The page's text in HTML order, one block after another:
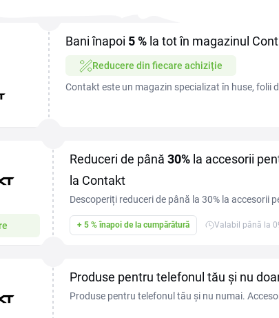
pe loc. Pe lângă reduceri, magazinul oferă și transport
de care ai nevoie pentru telefonul tău.
Bani înapoi 5 % la tot în magazinul
Reducere din fiecare achiziție
Contakt este un magazin specializat în huse, folii
Reduceri de până 30% la accesorii
la Contakt
Descoperiți reduceri de până la 30% la accesorii
stil și funcționalitate la prețuri imbatabile! Nu
îmbunătăți experiența cu telefonul mobil!
+ 5 % înapoi de la cumpărătură Valabil până la
Produse pentru telefonul tău și nu
Produse pentru telefonul tău și nu numai.